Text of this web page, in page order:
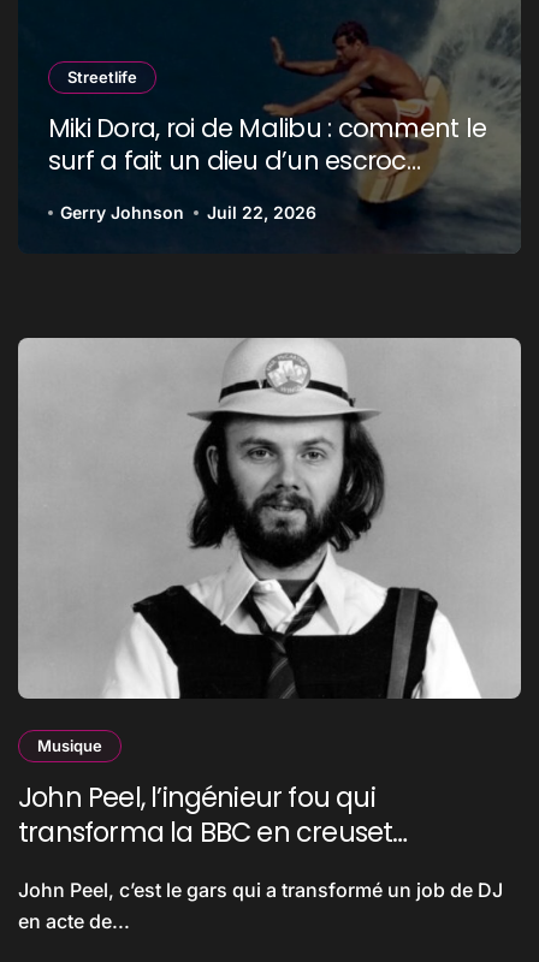
Streetlife
Miki Dora, roi de Malibu : comment le
surf a fait un dieu d’un escroc
Gerry Johnson Juil 22, 2026
Musique
John Peel, l’ingénieur fou qui
transforma la BBC en creuset
John Peel, c’est le gars qui a transformé un job de DJ
en acte de...